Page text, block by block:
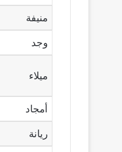
منيفة
وجد
ميلاء
أمجاد
ريانة